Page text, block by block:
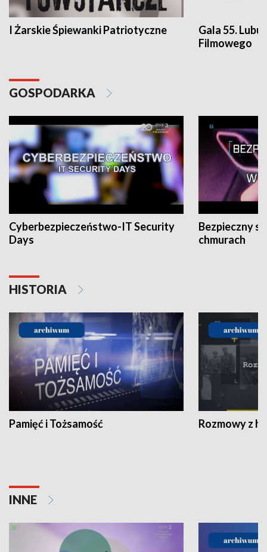
I Żarskie Śpiewanki Patriotyczne
Gala 55.
Filmowego
GOSPODARKA
Cyberbezpieczeństwo-IT Security
Days
Bezpieczny
chmurach
HISTORIA
Pamięć i Tożsamość Rozmowy z
INNE